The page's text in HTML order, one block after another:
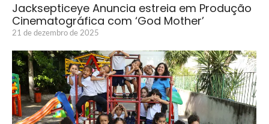
Jacksepticeye Anuncia estreia em Produção
Cinematográfica com ‘God Mother’
21 de dezembro de 2025